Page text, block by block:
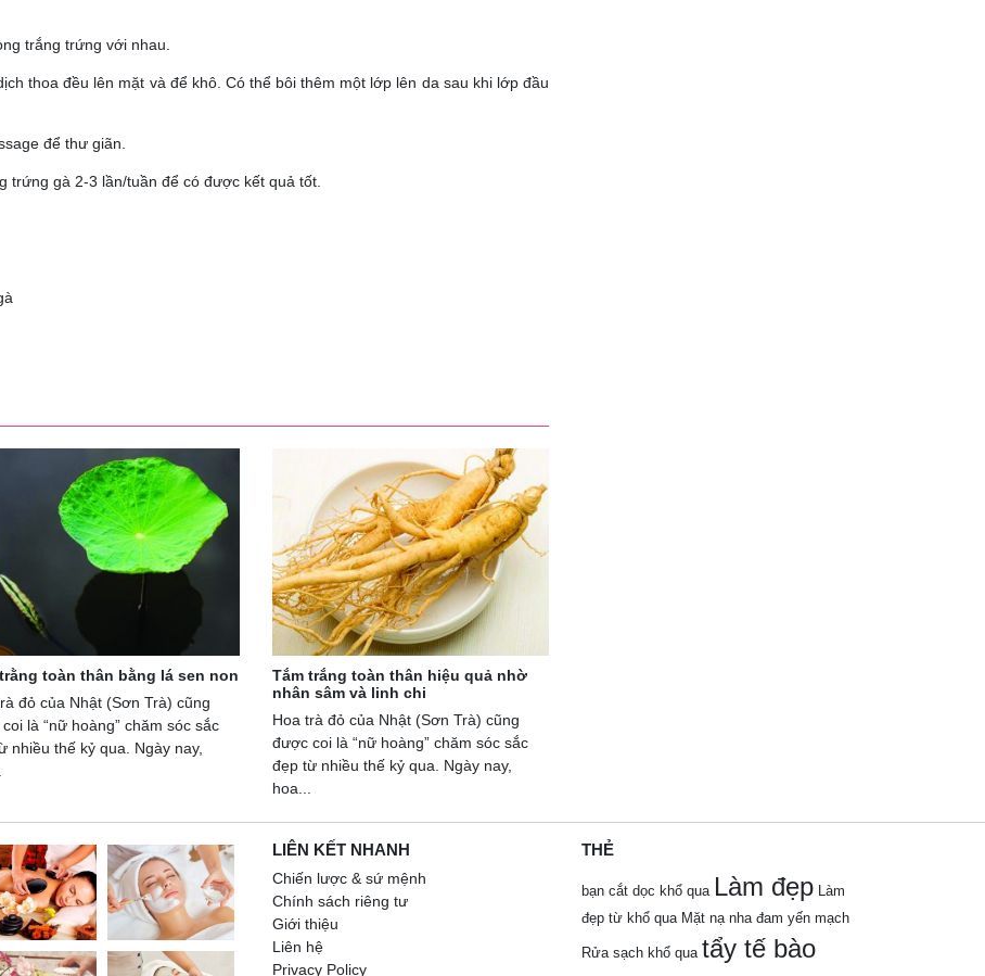
trắng trứng với nhau.
thoa đều lên mặt và để khô. Có thể bôi thêm một lớp lên da sau khi lớp đầu
để thư giãn.
trứng gà 2-3 lần/tuần để có được kết quả tốt.
toàn thân bằng lá sen non
đỏ của Nhật (Sơn Trà) cũng
là “nữ hoàng” chăm sóc sắc
nhiều thế kỷ qua. Ngày nay,
Tắm trắng toàn thân hiệu quả nhờ
nhân sâm và linh chi
Hoa trà đỏ của Nhật (Sơn Trà) cũng
được coi là “nữ hoàng” chăm sóc sắc
đẹp từ nhiều thế kỷ qua. Ngày nay,
hoa...
LIÊN KẾT NHANH
Chiến lược & sứ mệnh
Chính sách riêng tư
Giới thiệu
Liên hệ
Privacy Policy
THẺ
bạn cắt dọc khổ qua Làm đẹp Làm
đẹp từ khổ qua Mặt nạ nha đam yến mạch
Rửa sạch khổ qua tẩy tế bào